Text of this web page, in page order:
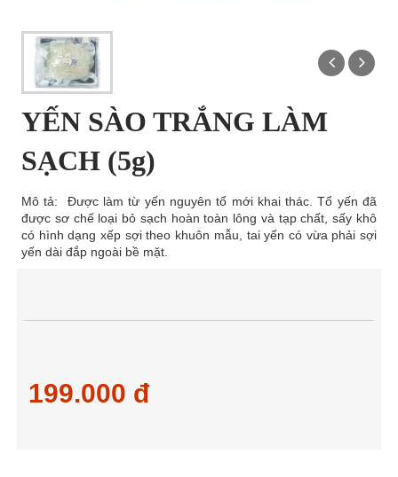
YẾN SÀO TRẮNG LÀM
SẠCH (5g)
Mô tả: Được làm từ yến nguyên tổ mới khai thác. Tổ yến đã
được sơ chế loại bỏ sạch hoàn toàn lông và tạp chất, sấy khô
có hình dạng xếp sợi theo khuôn mẫu, tai yến có vừa phải sợi
yến dài đắp ngoài bề mặt.
199.000 đ